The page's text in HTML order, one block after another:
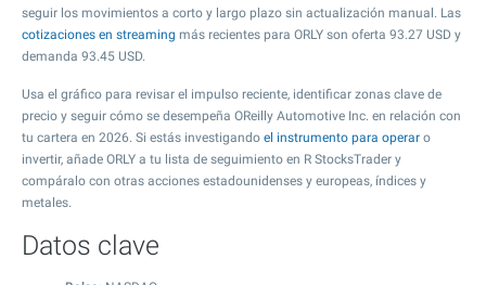
seguir los movimientos a corto y largo plazo sin actualización manual. Las
cotizaciones en streaming más recientes para ORLY son oferta 93.27 USD y
demanda 93.45 USD.
Usa el gráfico para revisar el impulso reciente, identificar zonas clave de
precio y seguir cómo se desempeña OReilly Automotive Inc. en relación con
tu cartera en 2026. Si estás investigando el instrumento para operar o
invertir, añade ORLY a tu lista de seguimiento en R StocksTrader y
compáralo con otras acciones estadounidenses y europeas, índices y
metales.
Datos clave